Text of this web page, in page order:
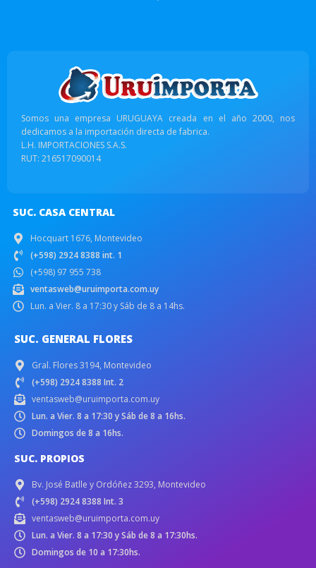
Somos una empresa URUGUAYA creada en el año 2000, nos
dedicamos a la importación directa de fabrica.
L.H. IMPORTACIONES S.A.S.
RUT: 216517090014
SUC. CASA CENTRAL
Hocquart 1676, Montevideo
(+598) 2924 8388 int. 1
(+598) 97 955 738
ventasweb@uruimporta.com.uy
Lun. a Vier. 8 a 17:30 y Sáb de 8 a 14hs.
SUC. GENERAL FLORES
Gral. Flores 3194, Montevideo
(+598) 2924 8388 Int. 2
ventasweb@uruimporta.com.uy
Lun. a Vier. 8 a 17:30 y Sáb de 8 a 16hs.
Domingos de 8 a 16hs.
SUC. PROPIOS
Bv. José Batlle y Ordóñez 3293, Montevideo
(+598) 2924 8388 Int. 3
ventasweb@uruimporta.com.uy
Lun. a Vier. 8 a 17:30 y Sáb de 8 a 17:30hs.
Domingos de 10 a 17:30hs.